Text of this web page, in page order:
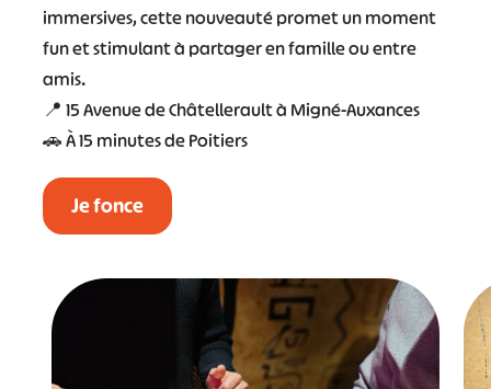
immersives, cette nouveauté promet un moment
fun et stimulant à partager en famille ou entre
amis.
📍 15 Avenue de Châtellerault à Migné-Auxances
🚗 À 15 minutes de Poitiers
Je fonce